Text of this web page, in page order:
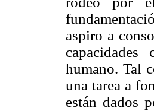
aspiro a
humano. Tal
una tarea a
están dados